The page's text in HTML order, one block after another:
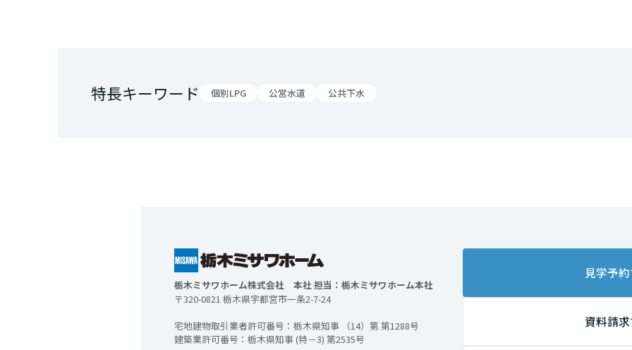
特長キーワード 個別LPG 公営水道 公共下水
栃木ミサワホーム株式会社 本社 担当：栃木ミサワホーム本社
〒320-0821 栃木県宇都宮市一条2-7-24
宅地建物取引業者許可番号：栃木県知事 （14）第 第1288号
建築業許可番号：栃木県知事 (特－3) 第2535号
見学予
資料請